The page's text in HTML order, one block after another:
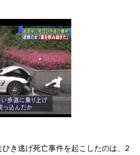
き逃げ死亡事件を起こしたのは、2